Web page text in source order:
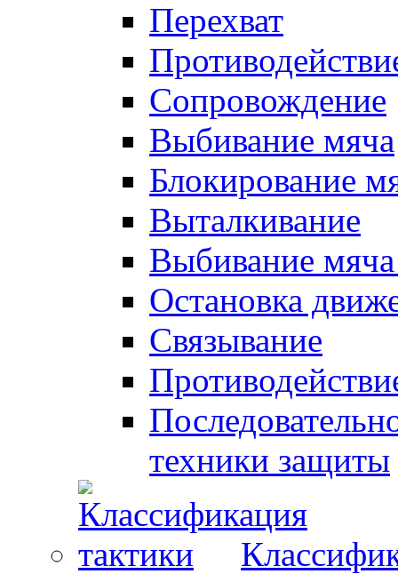
Перехват
Сопровождение
Выбивание мяча
Блокирование
Выталкивание
Выбивание
Остановка
Связывание
техники защиты